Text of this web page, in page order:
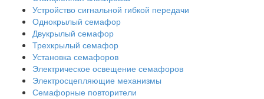
Устройство сигнальной гибкой передачи
Однокрылый семафор
Двукрылый семафор
Трехкрылый семафор
Установка семафоров
Электрическое освещение семафоров
Электросцепляющие механизмы
Семафорные повторители